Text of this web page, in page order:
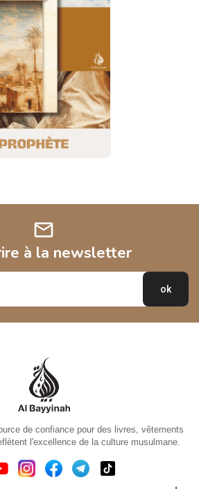
mail
à la newsletter
de confiance pour des livres, vêtements
l'excellence de la culture musulmane.